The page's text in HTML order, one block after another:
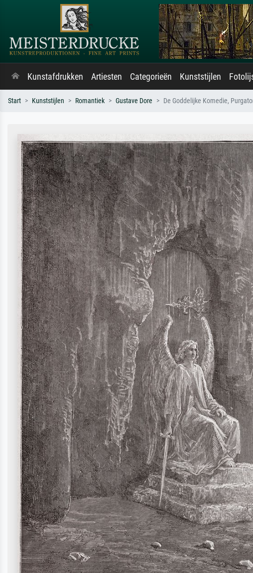
Kunstafdrukken Artiesten Categorieën Kunststijlen
Start Kunststijlen Romantiek Gustave Dore De Goddelijke Komedie,